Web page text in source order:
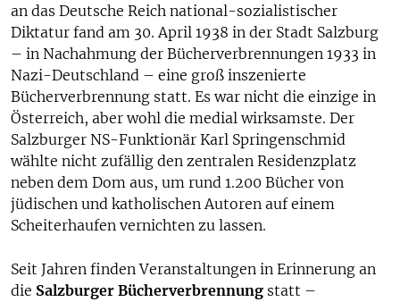
an das Deutsche Reich national-sozialistischer
Diktatur fand am 30. April 1938 in der Stadt Salzburg
– in Nachahmung der Bücherverbrennungen 1933 in
Nazi-Deutschland – eine groß inszenierte
Bücherverbrennung statt. Es war nicht die einzige in
Österreich, aber wohl die medial wirksamste. Der
Salzburger NS-Funktionär Karl Springenschmid
wählte nicht zufällig den zentralen Residenzplatz
neben dem Dom aus, um rund 1.200 Bücher von
jüdischen und katholischen Autoren auf einem
Scheiterhaufen vernichten zu lassen.
Seit Jahren finden Veranstaltungen in Erinnerung an
die Salzburger Bücherverbrennung statt –